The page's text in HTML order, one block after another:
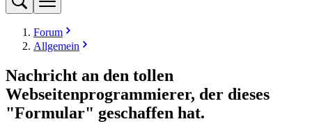
Forum
Allgemein
Nachricht an den tollen
Webseitenprogrammierer, der dieses
"Formular" geschaffen hat.